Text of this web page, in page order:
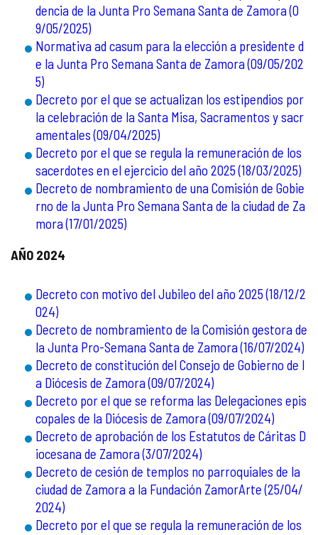
dencia de la Junta Pro Semana Santa de Zamora (0
9/05/2025)
Normativa ad casum para la elección a presidente d
e la Junta Pro Semana Santa de Zamora (09/05/202
5)
Decreto por el que se actualizan los estipendios por
la celebración de la Santa Misa, Sacramentos y sacr
amentales (09/04/2025)
Decreto por el que se regula la remuneración de los
sacerdotes en el ejercicio del año 2025 (18/03/2025)
Decreto de nombramiento de una Comisión de Gobie
rno de la Junta Pro Semana Santa de la ciudad de Za
mora (17/01/2025)
AÑO 2024
Decreto con motivo del Jubileo del año 2025 (18/12/2
024)
Decreto de nombramiento de la Comisión gestora de
la Junta Pro-Semana Santa de Zamora (16/07/2024)
Decreto de constitución del Consejo de Gobierno de l
a Diócesis de Zamora (09/07/2024)
Decreto por el que se reforma las Delegaciones epis
copales de la Diócesis de Zamora (09/07/2024)
Decreto de aprobación de los Estatutos de Cáritas D
iocesana de Zamora (3/07/2024)
Decreto de cesión de templos no parroquiales de la
ciudad de Zamora a la Fundación ZamorArte (25/04/
2024)
Decreto por el que se regula la remuneración de los